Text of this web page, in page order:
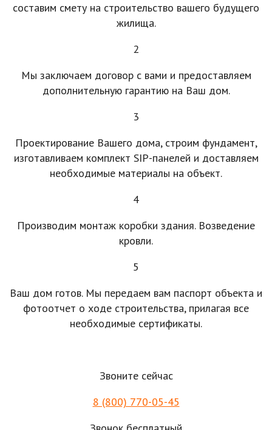
составим смету на строительство вашего будущего
жилища.
2
Мы заключаем договор с вами и предоставляем
дополнительную гарантию на Ваш дом.
3
Проектирование Вашего дома, строим фундамент,
изготавливаем комплект SIP-панелей и доставляем
необходимые материалы на объект.
4
Производим монтаж коробки здания. Возведение
кровли.
5
Ваш дом готов. Мы передаем вам паспорт объекта и
фотоотчет о ходе строительства, прилагая все
необходимые сертификаты.
Звоните сейчас
8 (800) 770-05-45